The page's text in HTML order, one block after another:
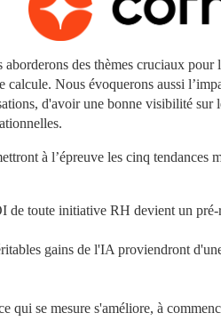
des thèmes cruciaux
calcule. Nous évoquerons aussi
d'avoir une bonne visibilité
à l’épreuve les cinq tendances
de toute initiative RH devient un pré-
gains de l'IA proviendront
qui se mesure s'améliore, à